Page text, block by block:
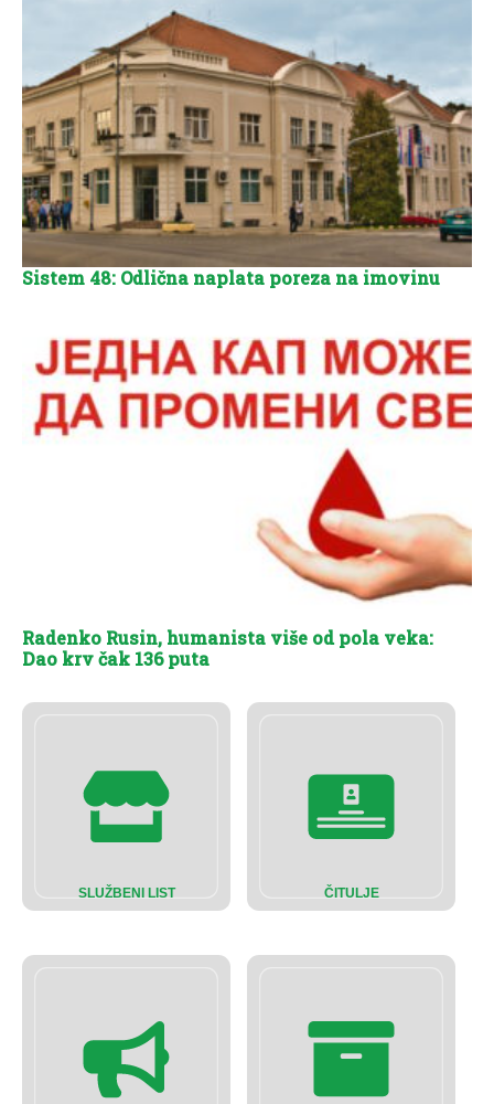
SLUŽBENI LIST ČITULJE
Sistem 48: Odlična naplata poreza na imovinu
Radenko Rusin, humanista više od pola veka:
Dao krv čak 136 puta